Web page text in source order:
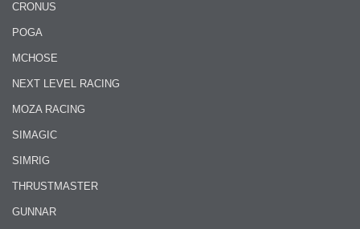
CRONUS
POGA
MCHOSE
NEXT LEVEL RACING
MOZA RACING
SIMAGIC
SIMRIG
THRUSTMASTER
GUNNAR